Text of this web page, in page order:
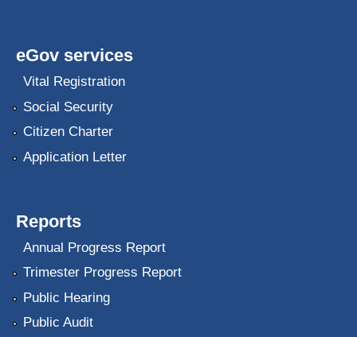
eGov services
Vital Registration
Social Security
Citizen Charter
Application Letter
Reports
Annual Progress Report
Trimester Progress Report
Public Hearing
Public Audit